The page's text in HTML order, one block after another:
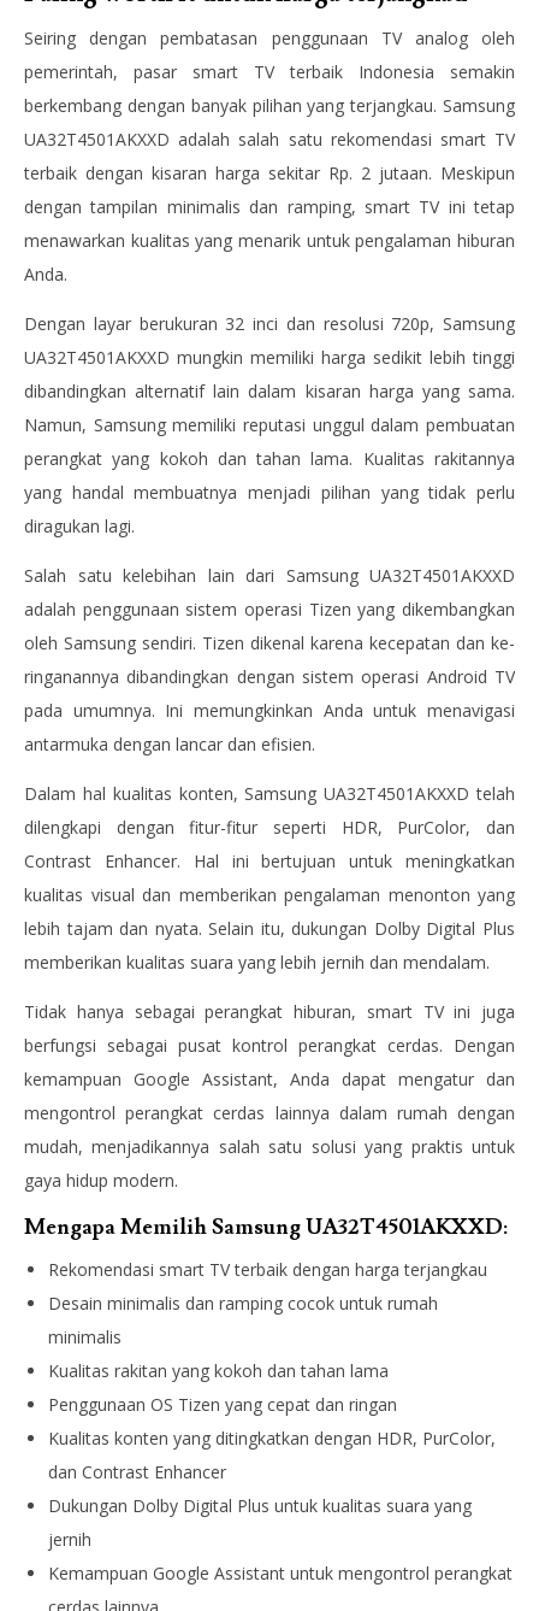
Seiring dengan pembatasan penggunaan TV analog oleh
pemerintah, pasar smart TV terbaik Indonesia semakin
berkembang dengan banyak pilihan yang terjangkau. Samsung
UA32T4501AKXXD adalah salah satu rekomendasi smart TV
terbaik dengan kisaran harga sekitar Rp. 2 jutaan. Meskipun
dengan tampilan minimalis dan ramping, smart TV ini tetap
menawarkan kualitas yang menarik untuk pengalaman hiburan
Anda.
Dengan layar berukuran 32 inci dan resolusi 720p, Samsung
UA32T4501AKXXD mungkin memiliki harga sedikit lebih tinggi
dibandingkan alternatif lain dalam kisaran harga yang sama.
Namun, Samsung memiliki reputasi unggul dalam pembuatan
perangkat yang kokoh dan tahan lama. Kualitas rakitannya
yang handal membuatnya menjadi pilihan yang tidak perlu
diragukan lagi.
Salah satu kelebihan lain dari Samsung UA32T4501AKXXD
adalah penggunaan sistem operasi Tizen yang dikembangkan
oleh Samsung sendiri. Tizen dikenal karena kecepatan dan ke-
ringanannya dibandingkan dengan sistem operasi Android TV
pada umumnya. Ini memungkinkan Anda untuk menavigasi
antarmuka dengan lancar dan efisien.
Dalam hal kualitas konten, Samsung UA32T4501AKXXD telah
dilengkapi dengan fitur-fitur seperti HDR, PurColor, dan
Contrast Enhancer. Hal ini bertujuan untuk meningkatkan
kualitas visual dan memberikan pengalaman menonton yang
lebih tajam dan nyata. Selain itu, dukungan Dolby Digital Plus
memberikan kualitas suara yang lebih jernih dan mendalam.
Tidak hanya sebagai perangkat hiburan, smart TV ini juga
berfungsi sebagai pusat kontrol perangkat cerdas. Dengan
kemampuan Google Assistant, Anda dapat mengatur dan
mengontrol perangkat cerdas lainnya dalam rumah dengan
mudah, menjadikannya salah satu solusi yang praktis untuk
gaya hidup modern.
Mengapa Memilih Samsung UA32T4501AKXXD:
Rekomendasi smart TV terbaik dengan harga terjangkau
Desain minimalis dan ramping cocok untuk rumah
minimalis
Kualitas rakitan yang kokoh dan tahan lama
Penggunaan OS Tizen yang cepat dan ringan
Kualitas konten yang ditingkatkan dengan HDR, PurColor,
dan Contrast Enhancer
Dukungan Dolby Digital Plus untuk kualitas suara yang
jernih
Kemampuan Google Assistant untuk mengontrol perangkat